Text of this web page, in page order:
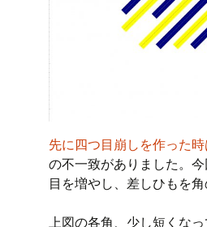
先に四つ目崩しを作った時
の不一致がありました。今
目を増やし、差しひもを
上図の各角、少し短くな